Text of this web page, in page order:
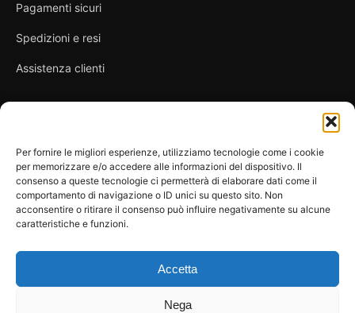
Per fornire le migliori esperienze, utilizziamo tecnologie come i cookie
per memorizzare e/o accedere alle informazioni del dispositivo. Il
consenso a queste tecnologie ci permetterà di elaborare dati come il
comportamento di navigazione o ID unici su questo sito. Non
acconsentire o ritirare il consenso può influire negativamente su alcune
caratteristiche e funzioni.
Accetta
Nega
Pagamenti sicuri
Spedizioni e resi
Assistenza clienti
Privacy Policy
Condizioni di vendita